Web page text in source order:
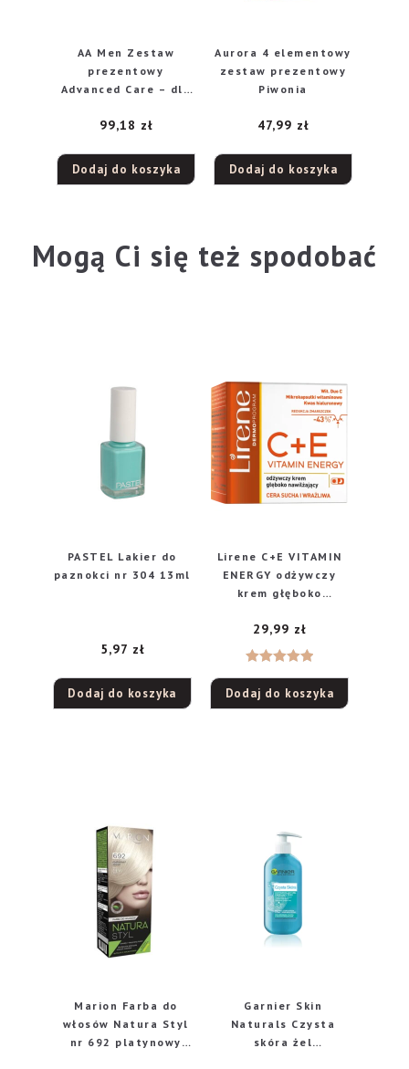
AA Men Zestaw
prezentowy
Advanced Care – dla
99,18 zł
Dodaj do koszyka
Aurora 4 elementowy
zestaw prezentowy
Piwonia
47,99 zł
Dodaj do koszyka
Mogą Ci się też spodobać
PASTEL Lakier do
paznokci nr 304 13ml
5,97 zł
Dodaj do koszyka
Lirene C+E VITAMIN
ENERGY odżywczy
krem głęboko
5.00na 5
29,99 zł
Dodaj do koszyka
Marion Farba do
włosów Natura Styl
nr 692 platynowy
Garnier Skin
Naturals Czysta
skóra żel